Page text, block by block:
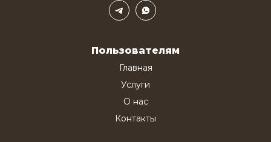
Пользователям
Главная
Услуги
О нас
Контакты